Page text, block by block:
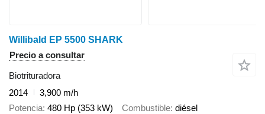
Willibald EP 5500 SHARK
Precio a consultar
Biotrituradora
2014
3,900 m/h
Potencia 480 Hp (353 kW) Combustible diésel